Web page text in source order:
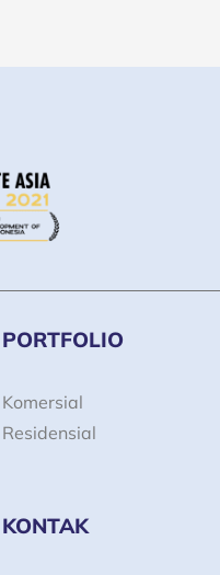
PORTFOLIO
Komersial
Residensial
KONTAK